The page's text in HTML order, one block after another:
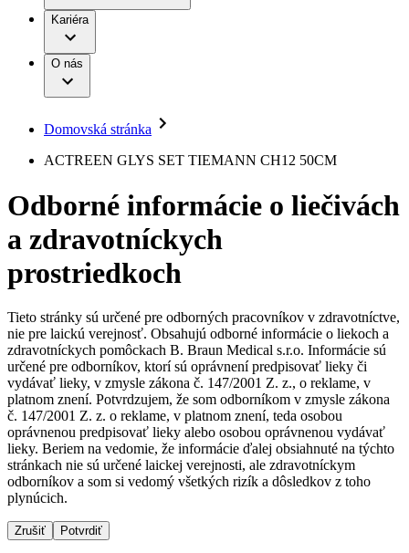
Terapie
Kontinencia a urológia
Liečba bolesti
Miniinvazívna chirurgia
Nutričná terapia
Onkológia
Ortopédia
Prevencia a kontrola infekcií
Spinálna chirurgia
Starostlivosť o rany
Uzatváranie rán
Riešenia
Terapie
B. Braun Avitum
Ochorenia
Služby pre pacientov
Dialyzačné strediská
B. Braun Avitum poskytuje kvalitnú dialyzačnú starostlivosť
vo všetkých svojich strediskách na Slovensku. Viac
informácií nájdete na stránke jednotlivých stredísk.
Práca a kariéra
Naša kultúra
Vaša príležitosť
Nájdite si prácu u nás​
Objavte svoje kariérne príležitosti ​v B. Braun. Vyhľadajte náš
trh práce​ pre zaujímavé pozície na Slovensku.​
Zodpovednosť
Médiá
Tlačové správy
Kontakt
Kontaktný formulár
Spoločnosť
Médiá
Kontakt
Kariéra
O nás
Domovská stránka
ACTREEN GLYS SET TIEMANN CH12 50CM
Odborné informácie o liečivách
a zdravotníckych
prostriedkoch
Tieto stránky sú určené pre odborných pracovníkov v zdravotníctve,
nie pre laickú verejnosť. Obsahujú odborné informácie o liekoch a
zdravotníckych pomôckach B. Braun Medical s.r.o. Informácie sú
určené pre odborníkov, ktorí sú oprávnení predpisovať lieky či
vydávať lieky, v zmysle zákona č. 147/2001 Z. z., o reklame, v
platnom znení. Potvrdzujem, že som odborníkom v zmysle zákona
č. 147/2001 Z. z. o reklame, v platnom znení, teda osobou
oprávnenou predpisovať lieky alebo osobou oprávnenou vydávať
lieky. Beriem na vedomie, že informácie ďalej obsiahnuté na týchto
stránkach nie sú určené laickej verejnosti, ale zdravotníckym
odborníkov a som si vedomý všetkých rizík a dôsledkov z toho
plynúcich.
Zrušiť Potvrdiť